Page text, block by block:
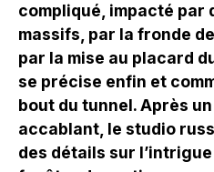
compliqué, impacté par
massifs, par la fronde
par la mise au placard
se précise enfin et
bout du tunnel. Après
accablant, le studio
des détails sur